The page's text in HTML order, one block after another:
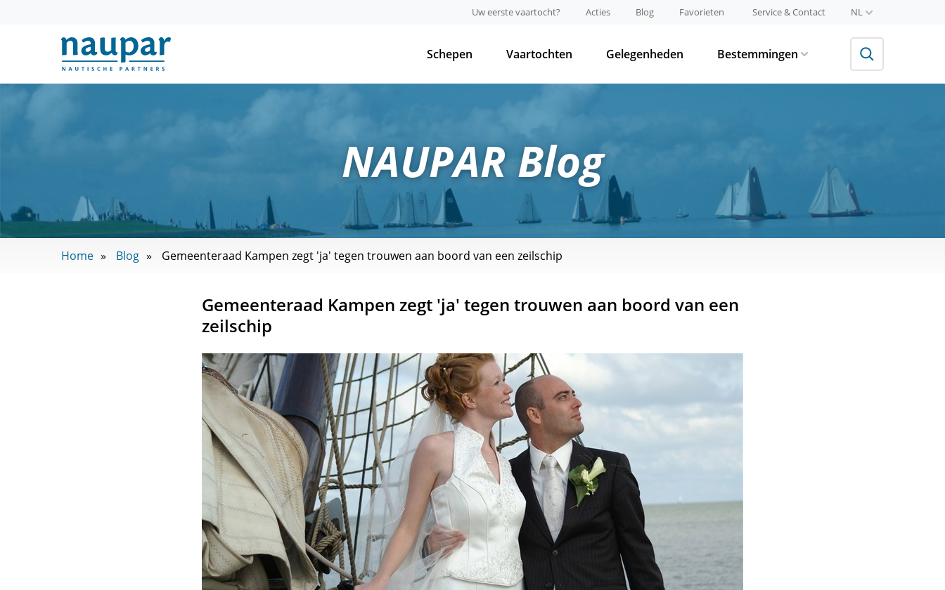
Uw eerste vaartocht? Acties Blog Favorieten Service & Contact NL
Schepen Vaartochten Gelegenheden Bestemmingen
NAUPAR Blog
Home Blog Gemeenteraad Kampen zegt 'ja' tegen trouwen aan boord van een zeilschip
Gemeenteraad Kampen zegt 'ja' tegen trouwen aan boord van een
zeilschip